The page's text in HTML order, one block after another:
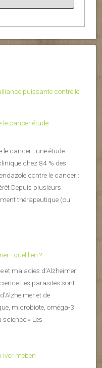
le cancer étude
le cancer : une étude
chez 84 % des
contre le cancer :
Depuis plusieurs
thérapeutique (ou
: quel lien ?
maladies d’Alzheimer
Les parasites sont-
et de
microbiote, oméga-3
science « Les